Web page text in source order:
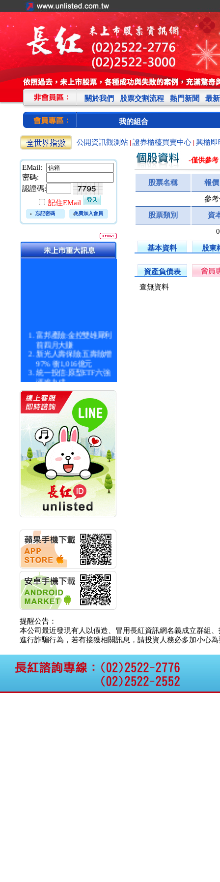
關於我們 股票交割流程 熱門新聞 最
我的組合
公開資訊觀測站 證券櫃檯買賣中心 興櫃即
EMail:
密碼:
認證碼:
記住EMail
忘記密碼 免費加入會員
富邦產險:金控雙雄犀利
前四月大賺
新光人壽保險:五壽險增
97% 衝1,016億元
統一投信:原型ETF六強
漲逾九成
價 被盯上
新光人壽保險:新壽Q1外
價金將達996億
宇辰系統科技:宇辰業績
創新高 啟動興櫃轉上櫃
計畫
明緯企業:明緯永續科技
競賽 以電源驅動善的力
量
秀育企業:秀育SHO-U儲
能系統 獲國內首張CNS
認證
聯博投信:聯博00404A
從容擁抱台股主流
華旭先進:代重要子公司
碩通散熱股份有限公司
公告董事會通過發言人
及代理發
華旭先進:代重要子公司
碩通散熱股份有限公司
公告董事會決議發行員
工認股權
華旭先進:代重要子公司
公告董事會追認113年
向關係
華旭先進:代重要子公司
權資產
仁新醫藥:代重要子公司
BeliteBio,Inc公告受邀參
-僅供參考
股票名稱 報
參
股票類別 資
基本資料 股東
資產負債表
查無資料
提醒公告：
本公司最近發現有人以假造、冒用長紅資訊網名義成立群組
進行詐騙行為，若有接獲相關訊息，請投資人務必多加小心